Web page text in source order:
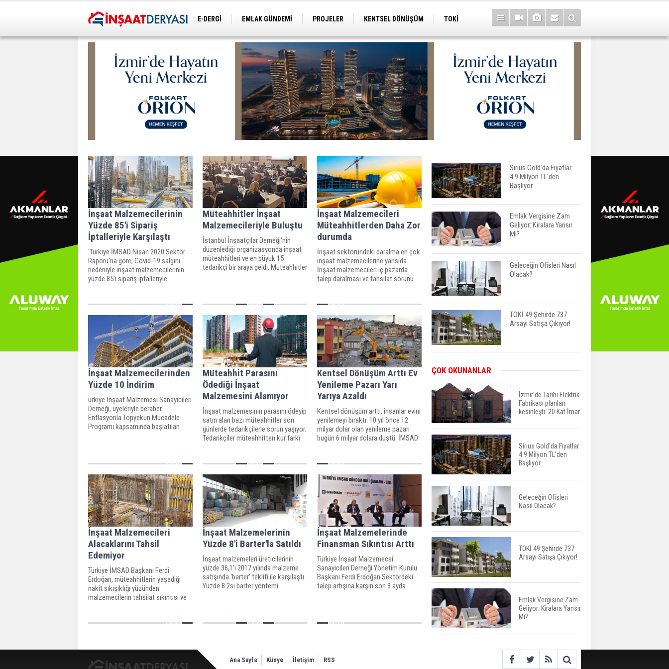
E-DERGİ EMLAK GÜNDEMİ PROJELER KENTSEL DÖNÜŞÜM
TOKİ
İnşaat Malzemecilerinin
Yüzde 85'i Sipariş
İptalleriyle Karşılaştı
‘Türkiye İMSAD Nisan 2020 Sektör
Raporu’na göre; Covid-19 salgını
nedeniyle inşaat malzemecilerinin
yüzde 85'i sipariş iptalleriyle
edildi.
Müteahhitler İnşaat
Malzemecileriyle Buluştu
İstanbul İnşaatçılar Derneği'nin
düzenlediği organizasyonda inşaat
müteahhitleri ve en büyük 15
tedarikçi bir araya geldi. Müteahhitler
İnşaat Malzemecileri
Müteahhitlerden Daha Zor
durumda
İnşaat sektöründeki daralma en çok
inşaat malzemecilerine yansıda.
İnşaat malzemecileri iç pazarda
talep daralması ve tahsilat sorunu
işaret ediyor.
İnşaat Malzemecilerinden
Yüzde 10 İndirim
ürkiye İnşaat Malzemesi Sanayicileri
Derneği, üyeleriyle beraber
Enflasyonla Topyekun Mücadele
Programı kapsamında başlatılan
Müteahhit Parasını
Ödediği İnşaat
Malzemesini Alamıyor
İnşaat malzemesinin parasını ödeyip
satın alan bazı müteahhitler son
günlerde tedarikçilerle sorun yaşıyor.
Tedarikçiler müteahhitten kur farkı
bulundu.
Kentsel Dönüşüm Arttı Ev
Yenileme Pazarı Yarı
Yarıya Azaldı
Kentsel dönüşüm arttı, insanlar evini
yenilemeyi bıraktı. 10 yıl önce 12
milyar dolar olan yenileme pazarı
bugün 6 milyar dolara düştü. İMSAD
İnşaat Malzemecileri
Alacaklarını Tahsil
Edemiyor
Türkiye İMSAD Başkanı Ferdi
Erdoğan, müteahhitlerin yaşadığı
nakit sıkışıklığı yüzünden
malzemecilerin tahsilat sıkıntısı ve
oranının da yüzde 10'dan yüzde 15'e
İnşaat Malzemelerinin
Yüzde 8'i Barter'la Satıldı
İnşaat malzemeleri üreticilerinin
yüzde 36,1’i 2017 yılında malzeme
satışında ‘barter’ teklifi ile karşılaştı.
Yüzde 8.2si barter yöntemi
İnşaat Malzemelerinde
Finansman Sıkıntısı Arttı
Türkiye İnşaat Malzemecsi
Sanayicileri Derneği Yönetim Kurulu
Başkanı Ferdi Erdoğan Sektördeki
talep artışına karşın son 3 ayda
Sirius Gold'da Fiyatlar
4.9 Milyon TL'den
Başlıyor
Emlak Vergisine Zam
Geliyor: Kiralara Yansır
Mı?
Geleceğin Ofisleri Nasıl
Olacak?
TOKİ 49 Şehirde 737
Arsayı Satışa Çıkıyor!
Fuzul’den Konut ve Araç
Finansmanında Kişiye
Özel Terzi Usulü
Planlama
Urla’da 8 Arsa 409
Kalyon İnşaat BAE'nin İlk
Yüksek Hızlı Demiryolu
Hattını İnşa Ediyor
ABD'de Konut Kredisi
Faizi Son Bir Yılın En
Yüksek Seviyesinde
TOKİ 51 İlde 540 Konut
ve İş Yerini Satışa
Sunuyor
ÇOK OKUNANLAR
İzmir’de Tarihi Elektrik
Fabrikası planları
kesinleşti: 20 Kat İmar
Sirius Gold'da Fiyatlar
4.9 Milyon TL'den
Başlıyor
Geleceğin Ofisleri
Nasıl Olacak?
TOKİ 49 Şehirde 737
Arsayı Satışa Çıkıyor!
Emlak Vergisine Zam
Geliyor: Kiralara Yansır
Mı?
Ana Sayfa Künye İletişim RSS